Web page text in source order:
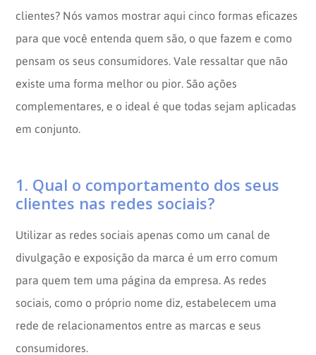
clientes? Nós vamos mostrar aqui cinco formas eficazes
para que você entenda quem são, o que fazem e como
pensam os seus consumidores. Vale ressaltar que não
existe uma forma melhor ou pior. São ações
complementares, e o ideal é que todas sejam aplicadas
em conjunto.
1. Qual o comportamento dos seus
clientes nas redes sociais?
Utilizar as redes sociais apenas como um canal de
divulgação e exposição da marca é um erro comum
para quem tem uma página da empresa. As redes
sociais, como o próprio nome diz, estabelecem uma
rede de relacionamentos entre as marcas e seus
consumidores.